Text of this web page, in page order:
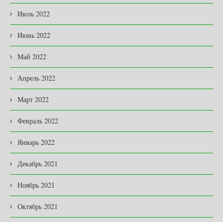
Июль 2022
Июнь 2022
Май 2022
Апрель 2022
Март 2022
Февраль 2022
Январь 2022
Декабрь 2021
Ноябрь 2021
Октябрь 2021